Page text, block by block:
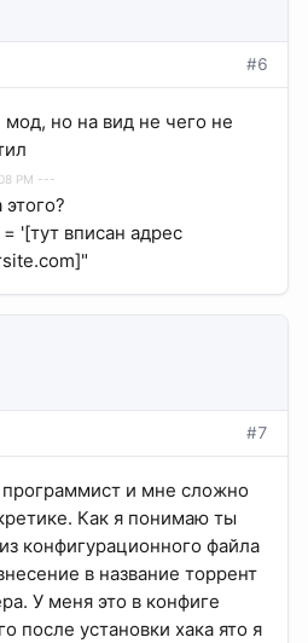
#6
мод, но на вид не чего не
PM ---
'[тут вписан адрес
#7
программист и мне сложно
Как я понимаю ты
конфигурационного файла
в название торрент
У меня это в конфиге
после установки хака ято я